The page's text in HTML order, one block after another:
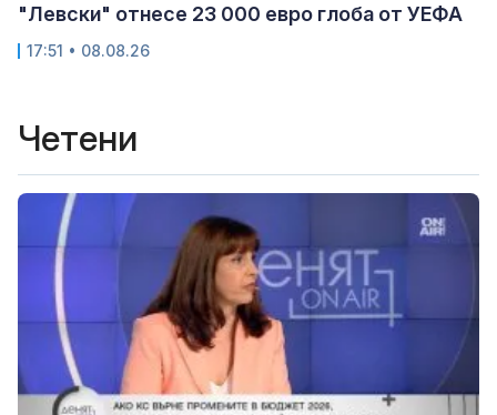
"Левски" отнесе 23 000 евро глоба от УЕФА
17:51 • 08.08.26
Четени